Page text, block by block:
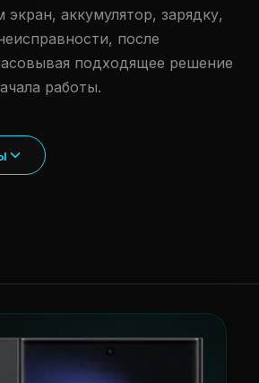
экран, аккумулятор, зарядку,
после
подходящее решение
работы.